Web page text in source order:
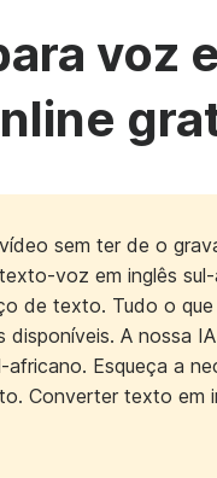
voz
sem ter de o
voz em inglês
de texto. Tudo o
A nossa
Esqueça a
Converter texto em